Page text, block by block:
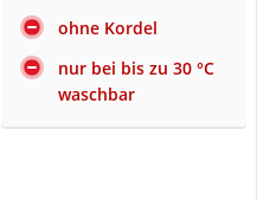
ohne Kordel
nur bei bis zu 30 °C
waschbar